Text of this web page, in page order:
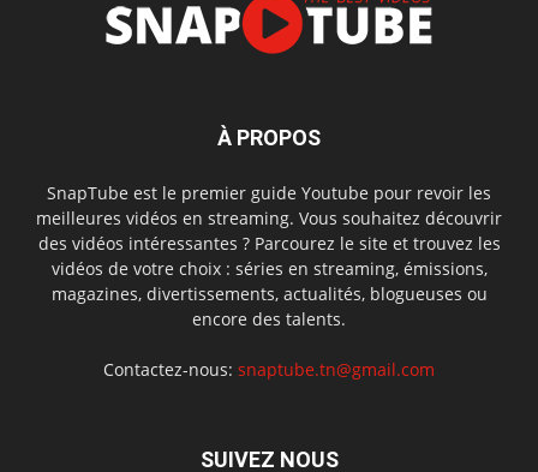
À PROPOS
SnapTube est le premier guide Youtube pour revoir les
meilleures vidéos en streaming. Vous souhaitez découvrir
des vidéos intéressantes ? Parcourez le site et trouvez les
vidéos de votre choix : séries en streaming, émissions,
magazines, divertissements, actualités, blogueuses ou
encore des talents.
Contactez-nous: snaptube.tn@gmail.com
SUIVEZ NOUS